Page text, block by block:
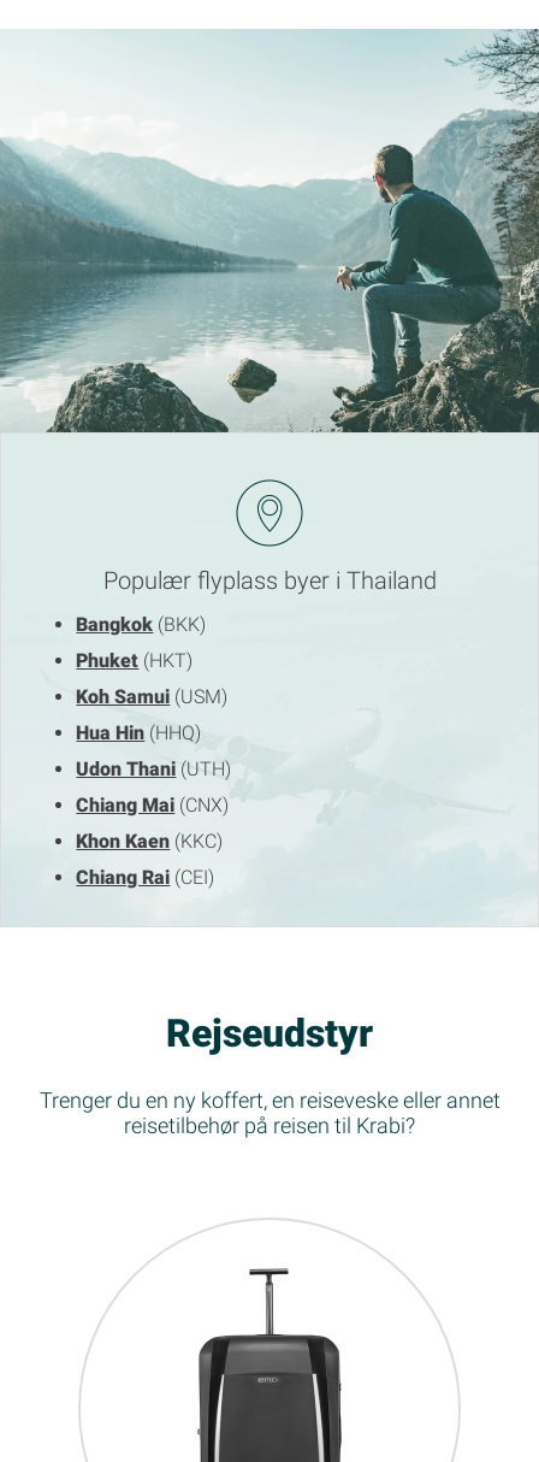
Populær flyplass byer i Thailand
Bangkok (BKK)
Phuket (HKT)
Koh Samui (USM)
Hua Hin (HHQ)
Udon Thani (UTH)
Chiang Mai (CNX)
Khon Kaen (KKC)
Chiang Rai (CEI)
Rejseudstyr
Trenger du en ny koffert, en reiseveske eller annet
reisetilbehør på reisen til Krabi?